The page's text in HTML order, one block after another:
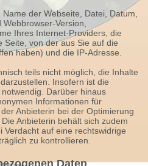
der Webseite, Datei, Datum,
Version,
Ihres Internet-Providers, die
Seite, von der aus Sie auf die
haben) und die IP-Adresse.
teils nicht möglich, die Inhalte
Insofern ist die
Darüber hinaus
Informationen für
Anbieterin bei der Optimierung
Anbieterin behält sich zudem
Verdacht auf eine rechtswidrige
zu kontrollieren.